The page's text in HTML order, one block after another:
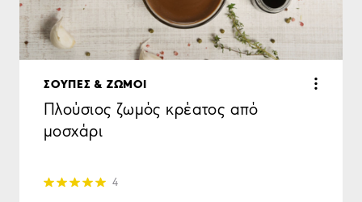
ΣΟΥΠΕΣ & ΖΩΜΟΙ
Πλούσιος ζωμός κρέατος από
μοσχάρι
4